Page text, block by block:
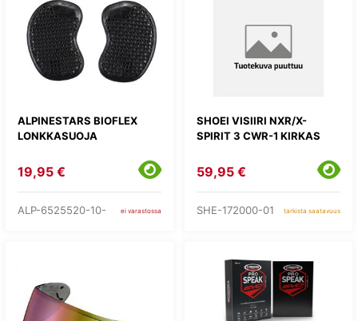
ALPINESTARS BIOFLEX
LONKKASUOJA
19,95 €
ALP-6525520-10- ei varastossa
SHOEI VISIIRI NXR/X-
SPIRIT 3 CWR-1 KIRKAS
59,95 €
SHE-172000-01 tarkista saatavuus